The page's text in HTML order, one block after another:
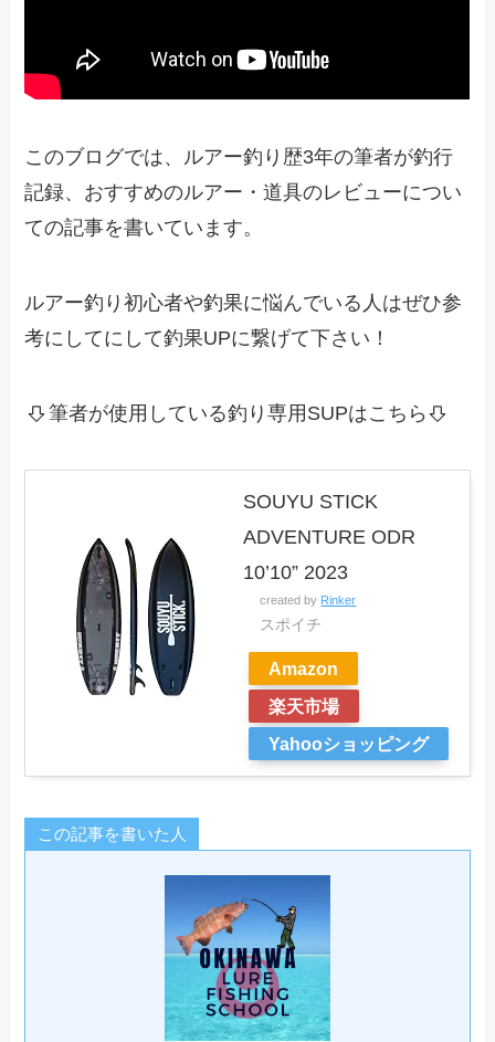
このブログでは、ルアー釣り歴3年の筆者が釣行
記録、おすすめのルアー・道具のレビューについ
ての記事を書いています。
ルアー釣り初心者や釣果に悩んでいる人はぜひ参
考にしてにして釣果UPに繋げて下さい！
筆者が使用している釣り専用SUPはこちら
SOUYU STICK
ADVENTURE ODR
10’10” 2023
created by Rinker
スポイチ
Amazon
楽天市場
Yahooショッピング
この記事を書いた人